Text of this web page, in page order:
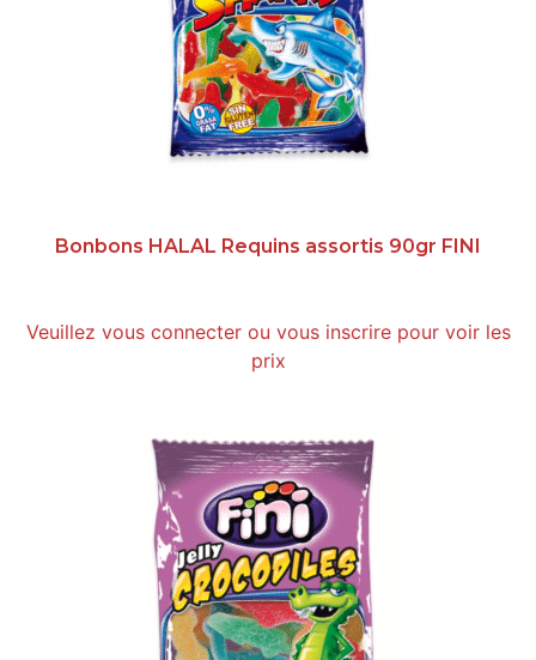
Bonbons HALAL Requins assortis 90gr FINI
Veuillez vous connecter ou vous inscrire pour voir les
prix